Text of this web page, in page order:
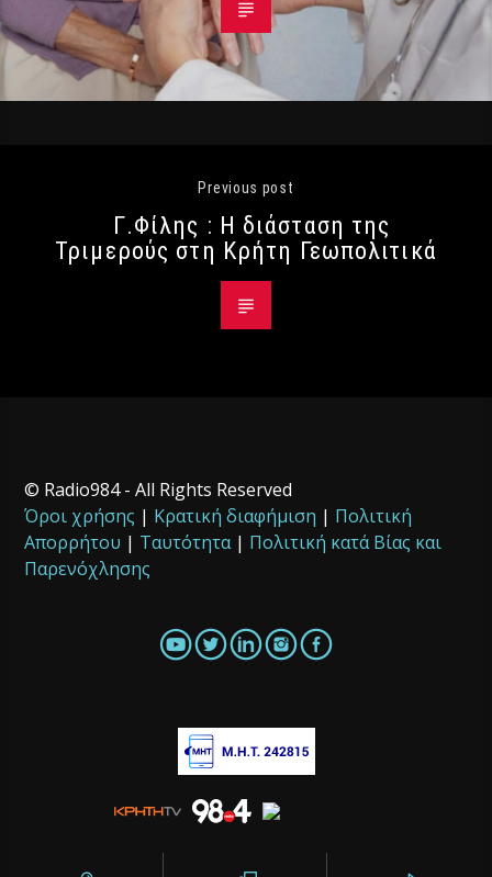
Previous post
Γ.Φίλης : Η διάσταση της
Τριμερούς στη Κρήτη Γεωπολιτικά
© Radio984 - All Rights Reserved
Όροι χρήσης | Κρατική διαφήμιση | Πολιτική
Απορρήτου | Ταυτότητα| Πολιτική κατά Βίας και
Παρενόχλησης